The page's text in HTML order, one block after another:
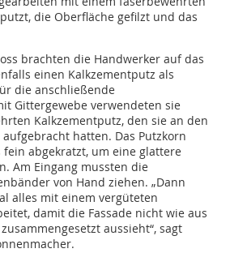
die Oberfläche gefilzt und das
brachten die Handwerker auf das
einen Kalkzementputz als
die anschließende
Gittergewebe verwendeten sie
Kalkzementputz, den sie an den
hatten. Das Putzkorn
abgekratzt, um eine glattere
Am Eingang mussten die
von Hand ziehen. „Dann
alles mit einem vergüteten
damit die Fassade nicht wie aus
aussieht“, sagt